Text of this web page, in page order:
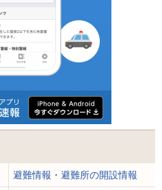
避難情報・避難所の開設情報